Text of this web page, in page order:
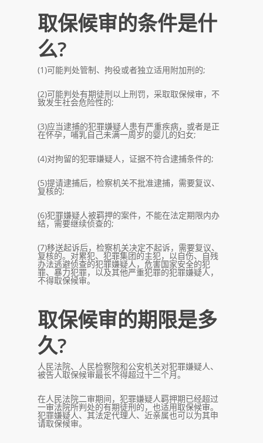
取保候审的条件是什
么?
(1)可能判处管制、拘役或者独立适用附加刑的;
(2)可能判处有期徒刑以上刑罚，采取取保候审，不
致发生社会危险性的;
(3)应当逮捕的犯罪嫌疑人患有严重疾病，或者是正
在怀孕，哺乳自己未满一周岁的婴儿的妇女;
(4)对拘留的犯罪嫌疑人，证据不符合逮捕条件的;
(5)提请逮捕后，检察机关不批准逮捕，需要复议、
复核的;
(6)犯罪嫌疑人被羁押的案件，不能在法定期限内办
结，需要继续侦查的;
(7)移送起诉后，检察机关决定不起诉，需要复议、
复核的。对累犯、犯罪集团的主犯，以自伤、自残
办法逃避侦查的犯罪嫌疑人，危害国家安全的犯
罪、暴力犯罪，以及其他严重犯罪的犯罪嫌疑人，
不得取保候审。
取保候审的期限是多
久?
人民法院、人民检察院和公安机关对犯罪嫌疑人、
被告人取保候审最长不得超过十二个月。
在人民法院二审期间，犯罪嫌疑人羁押期已经超过
一审法院所判处的有期徒刑的，也适用取保候审。
犯罪嫌疑人、其法定代理人、近亲属也可以为其申
请取保候审。